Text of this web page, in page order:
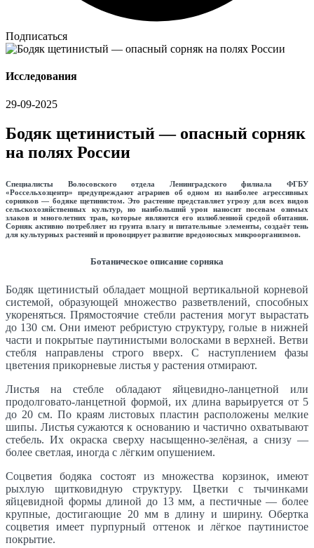
Подписаться
Исследования
29-09-2025
Бодяк щетинистый — опасный сорняк
на полях России
Специалисты Волосовского отдела Ленинградского филиала ФГБУ
«Россельхозцентр» предупреждают аграриев об одном из наиболее агрессивных
сорняков — бодяке щетинистом. Это растение представляет угрозу для всех видов
сельскохозяйственных культур, но наибольший урон наносит посевам озимых
злаков и многолетних трав, которые являются его излюбленной средой обитания.
Сорняк активно потребляет из грунта влагу и питательные элементы, создаёт тень
для культурных растений и провоцирует развитие вредоносных микроорганизмов.
Ботаническое описание сорняка
Бодяк щетинистый обладает мощной вертикальной корневой
системой, образующей множество разветвлений, способных
укореняться. Прямостоячие стебли растения могут вырастать
до 130 см. Они имеют ребристую структуру, голые в нижней
части и покрытые паутинистыми волосками в верхней. Ветви
стебля направлены строго вверх. С наступлением фазы
цветения прикорневые листья у растения отмирают.
Листья на стебле обладают яйцевидно-ланцетной или
продолговато-ланцетной формой, их длина варьируется от 5
до 20 см. По краям листовых пластин расположены мелкие
шипы. Листья сужаются к основанию и частично охватывают
стебель. Их окраска сверху насыщенно-зелёная, а снизу —
более светлая, иногда с лёгким опушением.
Соцветия бодяка состоят из множества корзинок, имеют
рыхлую щитковидную структуру. Цветки с тычинками
яйцевидной формы длиной до 13 мм, а пестичные — более
крупные, достигающие 20 мм в длину и ширину. Обертка
соцветия имеет пурпурный оттенок и лёгкое паутинистое
покрытие.